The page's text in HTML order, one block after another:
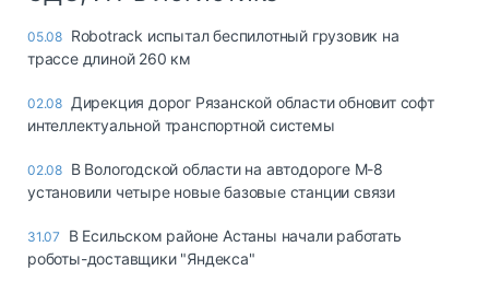
05.08 Robotrack испытал беспилотный грузовик на
трассе длиной 260 км
02.08 Дирекция дорог Рязанской области обновит софт
интеллектуальной транспортной системы
02.08 В Вологодской области на автодороге М-8
установили четыре новые базовые станции связи
31.07
В Есильском районе Астаны начали работать
роботы-доставщики "Яндекса"